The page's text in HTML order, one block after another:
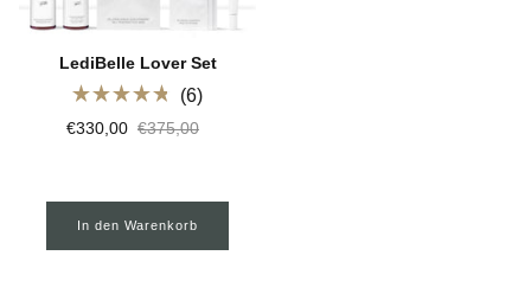
Cleane Inhaltsstoffe
LediBelle Lover Set
4.8
bewertet
6
€330,00 €375,00
In den Warenkorb